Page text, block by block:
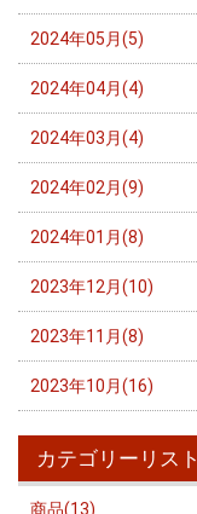
2024年05月(5)
2024年04月(4)
2024年03月(4)
2024年02月(9)
2024年01月(8)
2023年12月(10)
2023年11月(8)
2023年10月(16)
カテゴリーリスト
商品(13)